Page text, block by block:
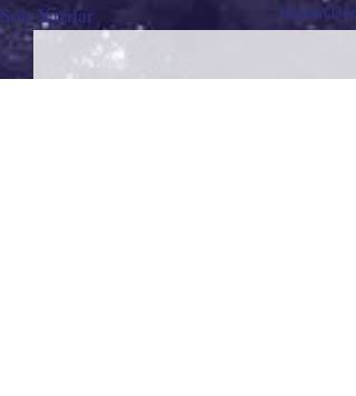
Son Yazılar Hepsini Gör